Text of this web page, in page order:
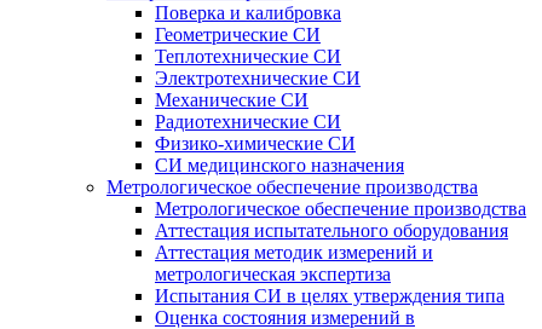
Поверка и калибровка
Геометрические СИ
Теплотехнические СИ
Электротехнические СИ
Механические СИ
Радиотехнические СИ
Физико-химические СИ
СИ медицинского назначения
Метрологическое обеспечение производства
Метрологическое обеспечение производства
Аттестация испытательного оборудования
Аттестация методик измерений и
метрологическая экспертиза
Испытания СИ в целях утверждения типа
Оценка состояния измерений в